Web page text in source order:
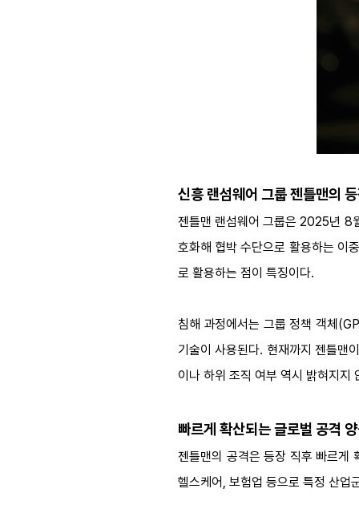
신흥 랜섬웨어 그룹 젠틀맨의
젠틀맨 랜섬웨어 그룹은 2025년 8
호화해 협박 수단으로 활용하는 이
로 활용하는 점이 특징이다.
침해 과정에서는 그룹 정책 객체
기술이 사용된다. 현재까지 젠틀
이나 하위 조직 여부 역시 밝혀지지
빠르게 확산되는 글로벌 공격
젠틀맨의 공격은 등장 직후 빠르게
헬스케어, 보험업 등으로 특정 산업